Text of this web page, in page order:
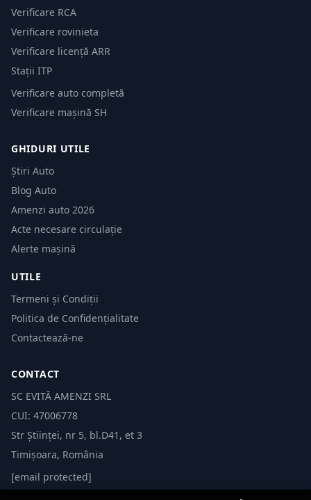
Verificare RCA
Verificare rovinieta
Verificare licență ARR
Stații ITP
Verificare auto completă
Verificare mașină SH
GHIDURI UTILE
Știri Auto
Blog Auto
Amenzi auto 2026
Acte necesare circulație
Alerte mașină
UTILE
Termeni și Condiții
Politica de Confidențialitate
Contactează-ne
CONTACT
SC EVITĂ AMENZI SRL
CUI: 47006778
Str Științei, nr 5, bl.D41, et 3
Timișoara, România
[email protected]